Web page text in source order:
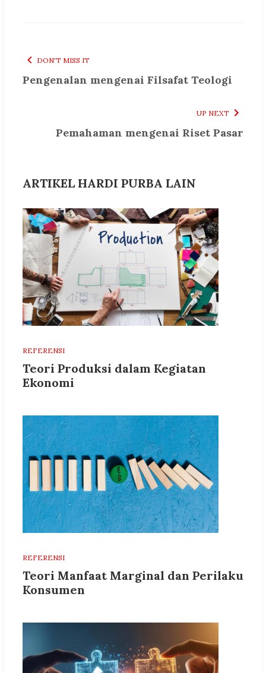
DON'T MISS IT
Pengenalan mengenai Filsafat Teologi
UP NEXT
Pemahaman mengenai Riset Pasar
ARTIKEL HARDI PURBA LAIN
REFERENSI
Teori Produksi dalam Kegiatan
Ekonomi
REFERENSI
Teori Manfaat Marginal dan Perilaku
Konsumen